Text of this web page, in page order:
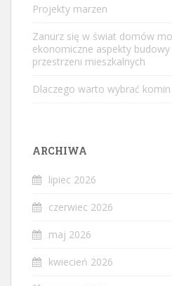
Projekty marzen
Zanurz się w świat domów
ekonomiczne aspekty
przestrzeni mieszkalnych
Dlaczego warto wybrać
ARCHIWA
lipiec 2026
czerwiec 2026
maj 2026
kwiecień 2026